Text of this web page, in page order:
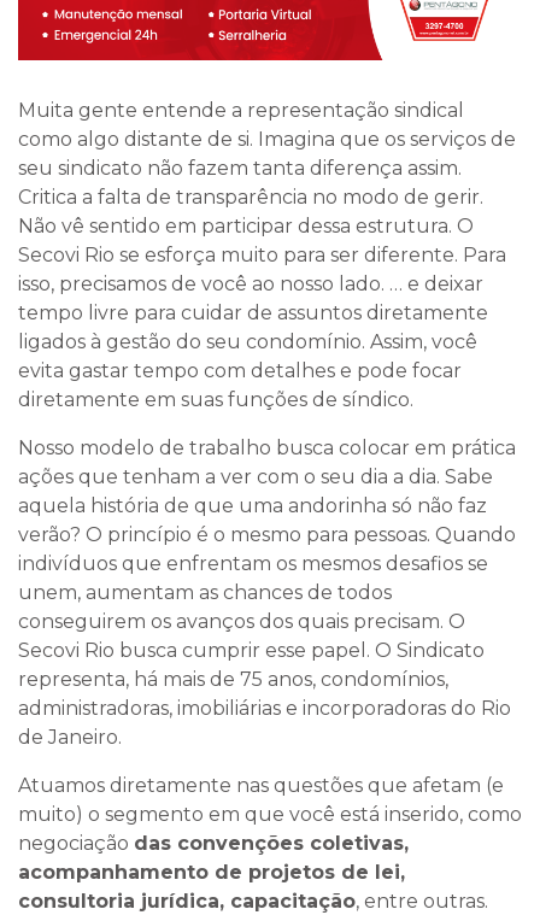
Muita gente entende a representação sindical
como algo distante de si. Imagina que os serviços de
seu sindicato não fazem tanta diferença assim.
Critica a falta de transparência no modo de gerir.
Não vê sentido em participar dessa estrutura. O
Secovi Rio se esforça muito para ser diferente. Para
isso, precisamos de você ao nosso lado. … e deixar
tempo livre para cuidar de assuntos diretamente
ligados à gestão do seu condomínio. Assim, você
evita gastar tempo com detalhes e pode focar
diretamente em suas funções de síndico.
Nosso modelo de trabalho busca colocar em prática
ações que tenham a ver com o seu dia a dia. Sabe
aquela história de que uma andorinha só não faz
verão? O princípio é o mesmo para pessoas. Quando
indivíduos que enfrentam os mesmos desafios se
unem, aumentam as chances de todos
conseguirem os avanços dos quais precisam. O
Secovi Rio busca cumprir esse papel. O Sindicato
representa, há mais de 75 anos, condomínios,
administradoras, imobiliárias e incorporadoras do Rio
de Janeiro.
Atuamos diretamente nas questões que afetam (e
muito) o segmento em que você está inserido, como
negociação das convenções coletivas,
acompanhamento de projetos de lei,
consultoria jurídica, capacitação, entre outras.